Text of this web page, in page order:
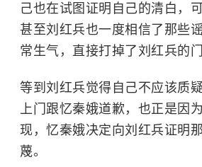
己也在试图证明自己的清白，
甚至刘红兵也一度相信了那些
常生气，直接打掉了刘红兵的门
等到刘红兵觉得自己不应该质
上门跟忆秦娥道歉，也正是因
现，忆秦娥决定向刘红兵证明
蔑。